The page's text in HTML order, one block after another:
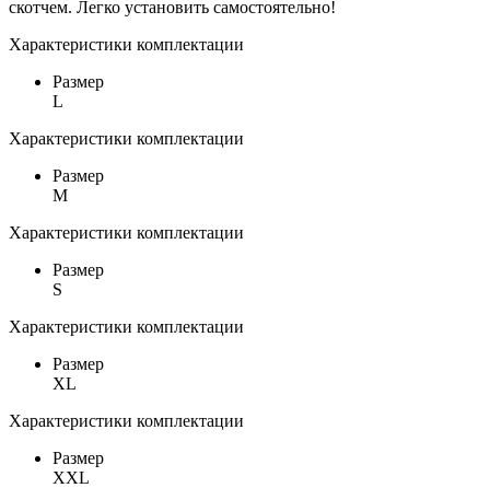
скотчем. Легко установить самостоятельно!
Характеристики комплектации
Размер
L
Характеристики комплектации
Размер
M
Характеристики комплектации
Размер
S
Характеристики комплектации
Размер
XL
Характеристики комплектации
Размер
XXL